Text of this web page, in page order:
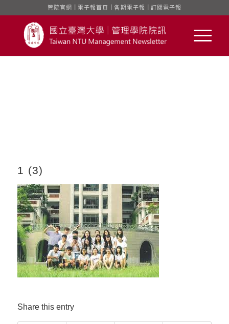
管院官網 電子報首頁 ｜各期電子報 訂閱電子報
1 (3)
Share this entry